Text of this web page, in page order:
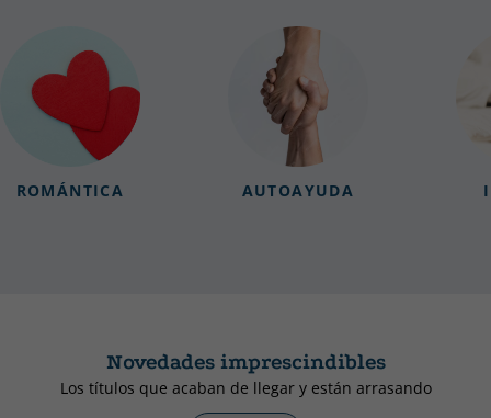
ROMÁNTICA AUTOAYUDA
Novedades imprescindibles
Los títulos que acaban de llegar y están arrasando